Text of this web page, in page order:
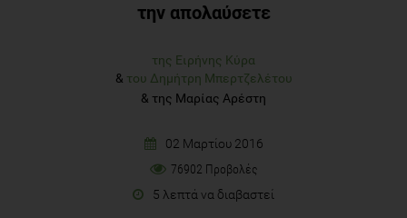
την απολαύσετε
της Ειρήνης Κύρα
& του Δημήτρη Μπερτζελέτου
& της Μαρίας Αρέστη
02 Μαρτίου 2016
76902 Προβολές
5 λεπτά να διαβαστεί